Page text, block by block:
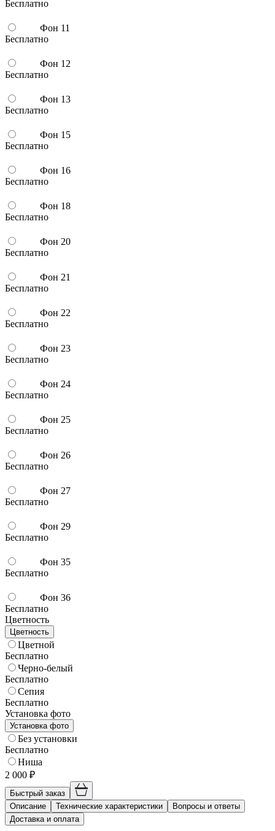
Бесплатно
Фон 11
Бесплатно
Фон 12
Бесплатно
Фон 13
Бесплатно
Фон 15
Бесплатно
Фон 16
Бесплатно
Фон 18
Бесплатно
Фон 20
Бесплатно
Фон 21
Бесплатно
Фон 22
Бесплатно
Фон 23
Бесплатно
Фон 24
Бесплатно
Фон 25
Бесплатно
Фон 26
Бесплатно
Фон 27
Бесплатно
Фон 29
Бесплатно
Фон 35
Бесплатно
Фон 36
Бесплатно
Цветность
Цветность
Цветной
Бесплатно
Черно-белый
Бесплатно
Сепия
Бесплатно
Установка фото
Установка фото
Без установки
Бесплатно
Ниша
2 000 ₽
Быстрый заказ
Описание
Технические характеристики
Вопросы и ответы
Доставка и оплата